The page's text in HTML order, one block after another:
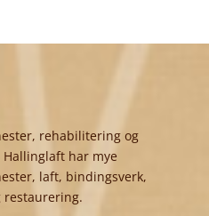
rehabilitering og
har mye
laft, bindingsverk,
restaurering.